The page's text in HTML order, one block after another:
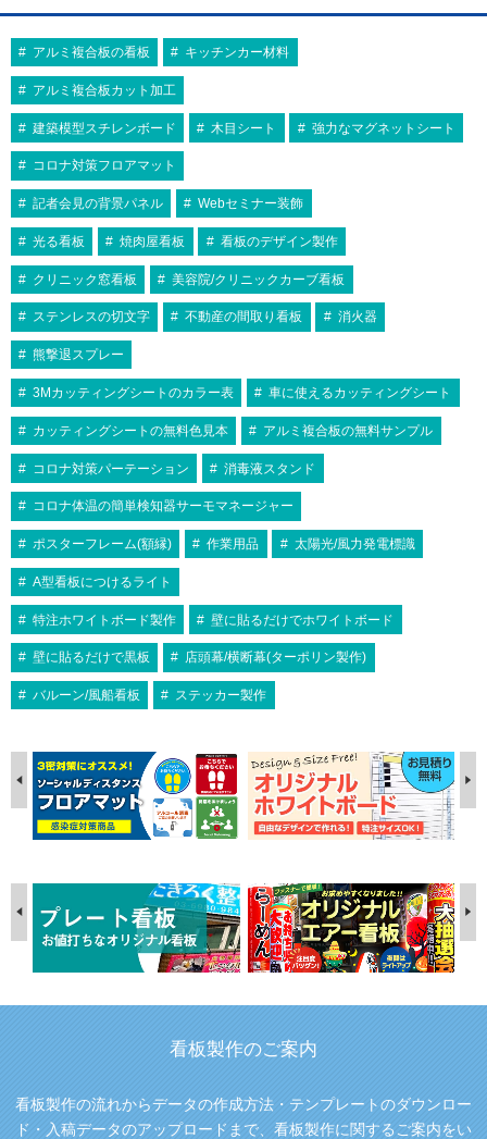
アルミ複合板の看板 キッチンカー材料
アルミ複合板カット加工
建築模型スチレンボード 木目シート 強力なマグネットシート
コロナ対策フロアマット
記者会見の背景パネル Webセミナー装飾
光る看板 焼肉屋看板 看板のデザイン製作
クリニック窓看板 美容院/クリニックカーブ看板
ステンレスの切文字 不動産の間取り看板 消火器
熊撃退スプレー
3Mカッティングシートのカラー表 車に使えるカッティングシート
カッティングシートの無料色見本 アルミ複合板の無料サンプル
コロナ対策パーテーション 消毒液スタンド
コロナ体温の簡単検知器サーモマネージャー
ポスターフレーム(額縁) 作業用品 太陽光/風力発電標識
A型看板につけるライト
特注ホワイトボード製作 壁に貼るだけでホワイトボード
壁に貼るだけで黒板 店頭幕/横断幕(ターポリン製作)
バルーン/風船看板 ステッカー製作
看板製作のご案内
看板製作の流れからデータの作成方法・テンプレートのダウンロー
ド・入稿データのアップロードまで、看板製作に関するご案内をい